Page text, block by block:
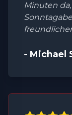
Minuten
- Michael